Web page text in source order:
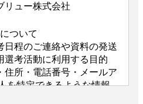
リュー株式会社
ついて
日程のご連絡や資料の発送
選考活動に利用する目的
住所・電話番号・メールア
を特定できるような情報